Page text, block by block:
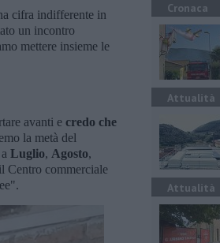
cifra indifferente in
un incontro
mettere insieme le
avanti e credo che
la metà del
Luglio, Agosto,
Centro commerciale
Cronaca
Attualità
Attualità